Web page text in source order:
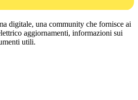
digitale, una community che fornisce ai
aggiornamenti, informazioni sui
utili.